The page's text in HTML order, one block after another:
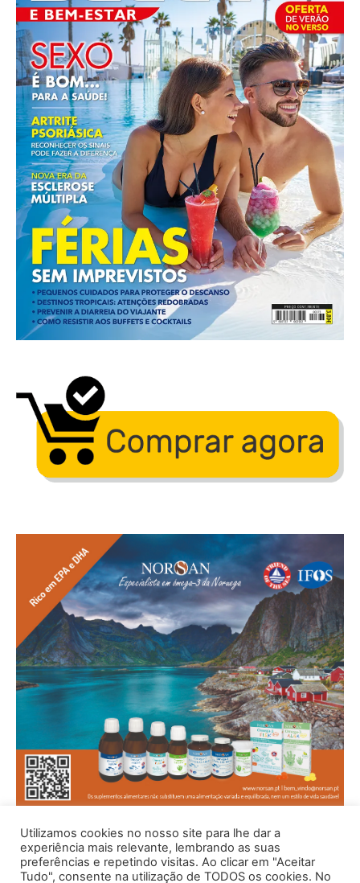
Utilizamos cookies no nosso site para lhe dar a
experiência mais relevante, lembrando as suas
preferências e repetindo visitas. Ao clicar em "Aceitar
Tudo", consente na utilização de TODOS os cookies. No